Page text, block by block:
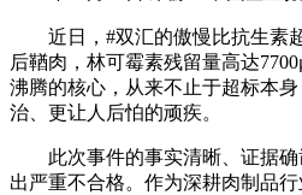
近日，#双汇的傲慢比抗生素
后鞧肉，林可霉素残留量高达
沸腾的核心，从来不止于超标本
治、更让人后怕的顽疾。
此次事件的事实清晰、证据
出严重不合格。作为深耕肉制品